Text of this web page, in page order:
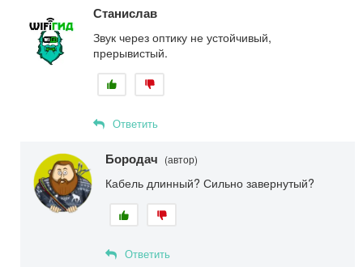
Станислав
Звук через оптику не устойчивый,
прерывистый.
Ответить
Бородач (автор)
Кабель длинный? Сильно завернутый?
Ответить